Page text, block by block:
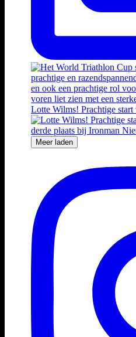
Lotte Wilms! Prachtige start
Meer laden